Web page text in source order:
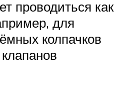
проводиться как
для
колпачков